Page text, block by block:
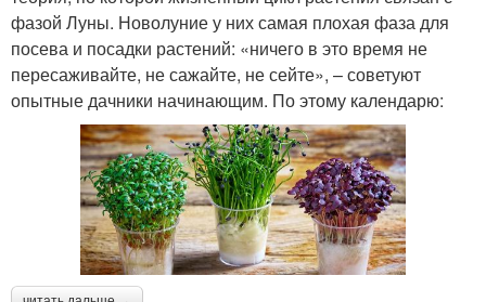
фазой Луны. Новолуние у них самая плохая фаза для
посева и посадки растений: «ничего в это время не
пересаживайте, не сажайте, не сейте», – советуют
опытные дачники начинающим. По этому календарю: